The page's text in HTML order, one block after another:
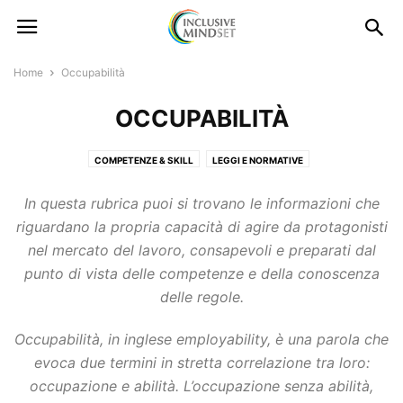
Home Occupabilità
OCCUPABILITÀ
COMPETENZE & SKILL LEGGI E NORMATIVE
In questa rubrica puoi si trovano le informazioni che
riguardano la propria capacità di agire da protagonisti
nel mercato del lavoro, consapevoli e preparati dal
punto di vista delle competenze e della conoscenza
delle regole.
Occupabilità, in inglese employability, è una parola che
evoca due termini in stretta correlazione tra loro:
occupazione e abilità. L’occupazione senza abilità,